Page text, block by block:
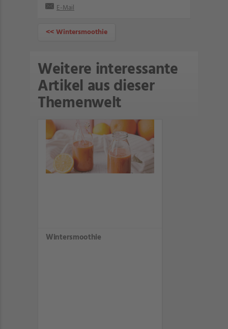
E-Mail
<< Wintersmoothie
Weitere interessante
Artikel aus dieser
Themenwelt
Wintersmoothie